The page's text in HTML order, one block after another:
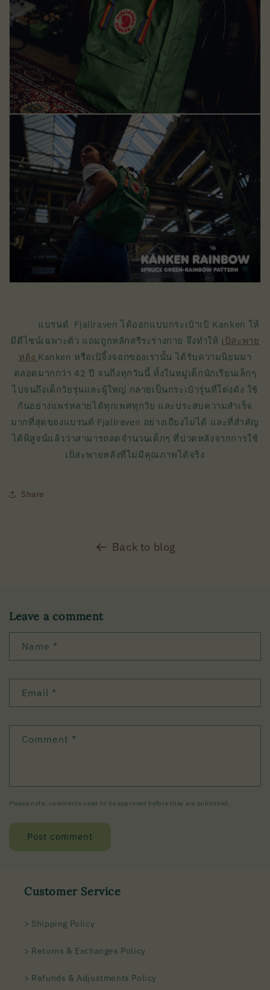
แบรนด์ Fjallraven ได้ออกแบบกระเป๋าเป้ Kanken ให้
มีดีไซน์เฉพาะตัว แถมถูกหลักสรีระร่างกาย จึงทำให้ เป้สะพาย
หลัง Kanken หรือเป้จิ้งจอกของเรานั้น ได้รับความนิยมมา
ตลอดมากกว่า 42 ปี จนถึงทุกวันนี้ ทั้งในหมู่เด็กนักเรียนเล็กๆ
ไปจนถึงเด็กวัยรุ่นและผู้ใหญ่ กลายเป็นกระเป๋ารุ่นที่โด่งดัง ใช้
กันอย่างแพร่หลายได้ทุกเพศทุกวัย และประสบความสำเร็จ
มากที่สุดของแบรนด์ Fjallraven อย่างเถียงไม่ได้ และที่สำคัญ
ได้พิสูจน์แล้วว่าสามารถลดจำนวนเด็กๆ ที่ปวดหลังจากการใช้
เป้สะพายหลังที่ไม่มีคุณภาพได้จริง
Share
Back to blog
Leave a comment
Name *
Email *
Comment *
Please note, comments need to be approved before they are published.
Customer Service
> Shipping Policy
> Returns & Exchanges Policy
> Refunds & Adjustments Policy